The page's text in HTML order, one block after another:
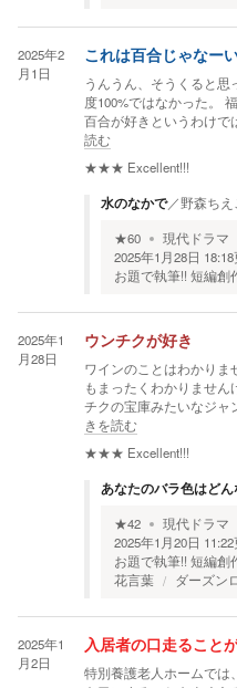
2025年2
月1日
これは百合じゃなー
うんうん、そうくると
度100%ではなかった。
百合が好きというわけで
読む
★★★ Excellent!!!
水のなかで／野森ちえ
★60 現代ドラマ
2025年1月28日 18:18
お題で執筆!! 短編創
2025年1
月28日
ウンチクが好き
ワインのことはわかりま
もまったくわかりませ
チクの宝庫みたいなジャ
きを読む
★★★ Excellent!!!
あなたのバラ色はどん
★42 現代ドラマ
2025年1月20日 11:22
お題で執筆!! 短編創
花言葉
ダーズン
2025年1
月2日
入居者の口走ること
特別養護老人ホームでは